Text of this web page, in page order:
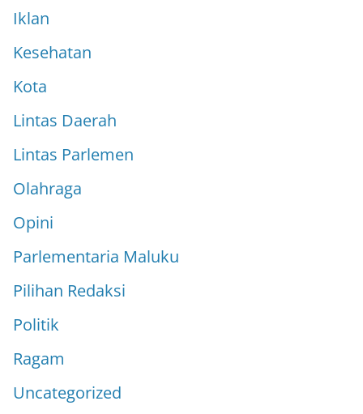
Iklan
Kesehatan
Kota
Lintas Daerah
Lintas Parlemen
Olahraga
Opini
Parlementaria Maluku
Pilihan Redaksi
Politik
Ragam
Uncategorized